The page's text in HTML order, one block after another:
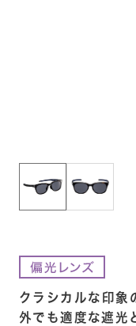
クラシカルな印象
外でも適度な遮光